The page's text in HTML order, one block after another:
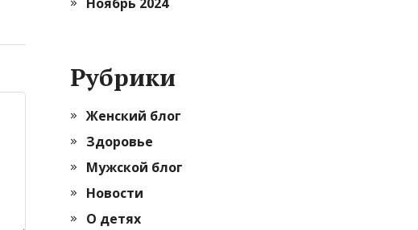
Рубрики
Женский блог
Здоровье
Мужской блог
Новости
О детях